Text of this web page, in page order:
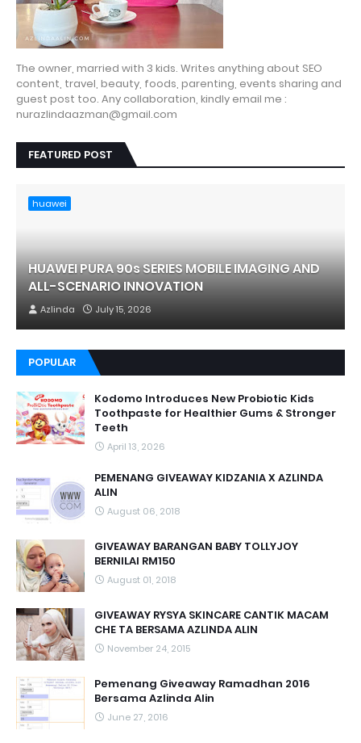
The owner, married with 3 kids. Writes anything about SEO
content, travel, beauty, foods, parenting, events sharing and
guest post too. Any collaboration, kindly email me :
nurazlindaazman@gmail.com
FEATURED POST
huawei
HUAWEI PURA 90s SERIES MOBILE IMAGING AND
ALL-SCENARIO INNOVATION
Azlinda July 15, 2026
POPULAR
Kodomo Introduces New Probiotic Kids
Toothpaste for Healthier Gums & Stronger
Teeth
April 13, 2026
PEMENANG GIVEAWAY KIDZANIA X AZLINDA
ALIN
August 06, 2018
GIVEAWAY BARANGAN BABY TOLLYJOY
BERNILAI RM150
August 01, 2018
GIVEAWAY RYSYA SKINCARE CANTIK MACAM
CHE TA BERSAMA AZLINDA ALIN
November 24, 2015
Pemenang Giveaway Ramadhan 2016
Bersama Azlinda Alin
June 27, 2016